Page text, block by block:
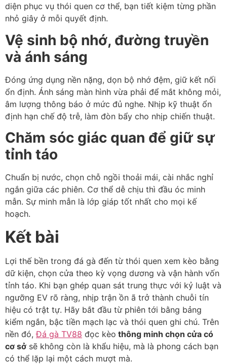
diện phục vụ thói quen cơ thể, bạn tiết kiệm từng phần
nhỏ giây ở mỗi quyết định.
Vệ sinh bộ nhớ, đường truyền
và ánh sáng
Đóng ứng dụng nền nặng, dọn bộ nhớ đệm, giữ kết nối
ổn định. Ánh sáng màn hình vừa phải để mắt không mỏi,
âm lượng thông báo ở mức đủ nghe. Nhịp kỹ thuật ổn
định hạn chế độ trễ, làm đòn bẩy cho nhịp chiến thuật.
Chăm sóc giác quan để giữ sự
tỉnh táo
Chuẩn bị nước, chọn chỗ ngồi thoải mái, cài nhắc nghỉ
ngắn giữa các phiên. Cơ thể dễ chịu thì đầu óc minh
mẫn. Sự minh mẫn là lớp giáp tốt nhất cho mọi kế
hoạch.
Kết bài
Lợi thế bền trong đá gà đến từ thói quen xem kèo bằng
dữ kiện, chọn cửa theo kỳ vọng dương và vận hành vốn
tỉnh táo. Khi bạn ghép quan sát trung thực với kỷ luật và
ngưỡng EV rõ ràng, nhịp trận ồn ã trở thành chuỗi tín
hiệu có trật tự. Hãy bắt đầu từ phiên tới bằng bảng
kiểm ngắn, bậc tiền mạch lạc và thói quen ghi chú. Trên
nền đó,Đá gà TV88 đọc kèo thông minh chọn cửa có
cơ sở sẽ không còn là khẩu hiệu, mà là phong cách bạn
có thể lặp lại một cách mượt mà.